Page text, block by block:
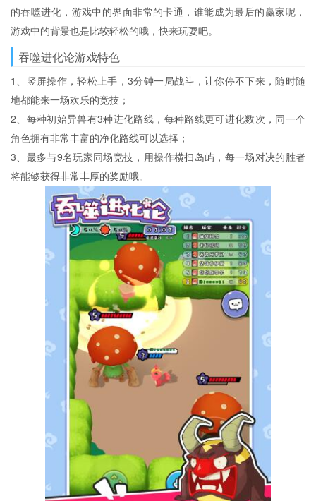
的吞噬进化，游戏中的界面非常的卡通，谁能成为最后的赢家呢，
游戏中的背景也是比较轻松的哦，快来玩耍吧。
吞噬进化论游戏特色
1、竖屏操作，轻松上手，3分钟一局战斗，让你停不下来，随时随
地都能来一场欢乐的竞技；
2、每种初始异兽有3种进化路线，每种路线更可进化数次，同一个
角色拥有非常丰富的净化路线可以选择；
3、最多与9名玩家同场竞技，用操作横扫岛屿，每一场对决的胜者
将能够获得非常丰厚的奖励哦。